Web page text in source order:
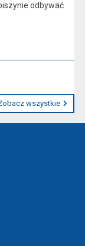
odbywać
wszystkie